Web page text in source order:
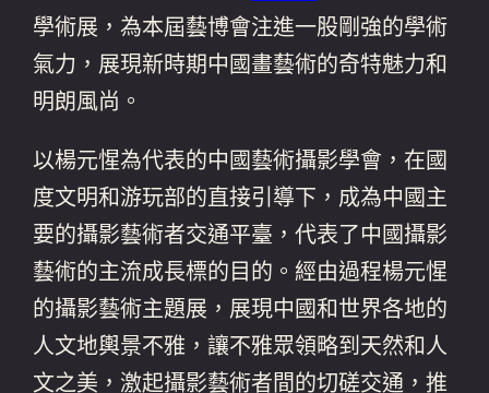
學術展，為本屆藝博會注進一股剛強的學術
氣力，展現新時期中國畫藝術的奇特魅力和
明朗風尚。
以楊元惺為代表的中國藝術攝影學會，在國
度文明和游玩部的直接引導下，成為中國主
要的攝影藝術者交通平臺，代表了中國攝影
藝術的主流成長標的目的。經由過程楊元惺
的攝影藝術主題展，展現中國和世界各地的
人文地輿景不雅，讓不雅眾領略到天然和人
文之美，激起攝影藝術者間的切磋交通，推